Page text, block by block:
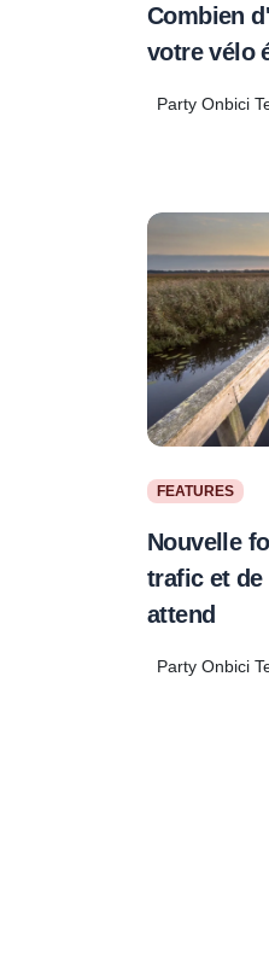
Combien
votre vélo
Party Onbici
FEATURES
Nouvelle
trafic et
attend
Party Onbici